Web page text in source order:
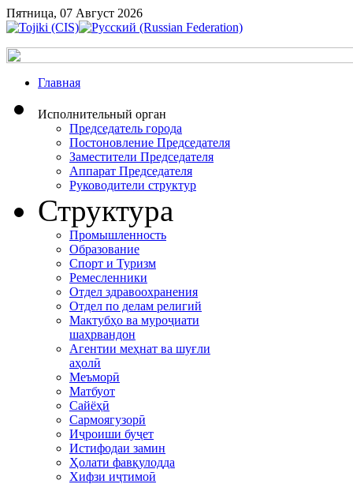
Пятница, 07 Август 2026
Главная
Исполнительный орган
Председатель города
Постоновление Председателя
Заместители Председателя
Аппарат Председателя
Руководители структур
Структура
Промышленность
Образование
Спорт и Туризм
Ремесленники
Отдел здравоохранения
Отдел по делам религий
Мактубҳо ва муроҷиати
шаҳрвандон
Агентии меҳнат ва шуғли
аҳолӣ
Меъморӣ
Матбуот
Сайёҳӣ
Сармоягузорӣ
Иҷроиши буҷет
Истифодаи замин
Ҳолати фавқулодда
Хифзи иҷтимоӣ